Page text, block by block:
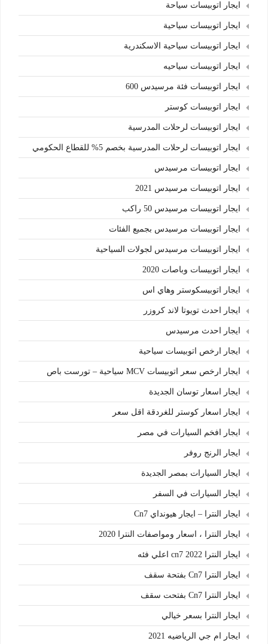
ايجار اتوبيسات سياحة
ايجار اتوبيسات سياحية
ايجار اتوبيسات سياحية الاسكندرية
ايجار اتوبيسات سياحيه
ايجار اتوبيسات فئة مرسيدس 600
ايجار اتوبيسات كوستر
ايجار اتوبيسات لرحلات المدرسية
ايجار اتوبيسات لرحلات المدرسية بخصم 5% للقطاع الحكومي
ايجار اتوبيسات مرسيدس
ايجار اتوبيسات مرسيدس 2021
ايجار اتوبيسات مرسيدس 50 راكب
ايجار اتوبيسات مرسيدس بجميع الفئات
ايجار اتوبيسات مرسيدس لجولات السياحية
ايجار اتوبيسات وباصات 2020
ايجار اتوبيسكوستر وهاي اس
ايجار احدث تويوتا لاند كروزر
ايجار احدث مرسيدس
ايجار ارخص اتوبيسات سياحية
ايجار ارخص سعر اتوبيسات MCV سياحية – تورست باص
ايجار اسعار توسان الجديدة
ايجار اسعار كوستر للغردقة اقل سعر
ايجار افخم السيارات في مصر
ايجار الرنج روفر
ايجار السيارات بمصر الجديدة
ايجار السيارات في السفر
ايجار النترا – ايجار هيونداي Cn7
ايجار النترا ، اسعار ومواصفات النترا 2020
ايجار النترا cn7 2022 اعلي فئه
ايجار النترا Cn7 بفتحة سقف
ايجار النترا Cn7 بفتحت سقف
ايجار النترا بسعر خيالي
ايجار ام جي الرياضيه 2021